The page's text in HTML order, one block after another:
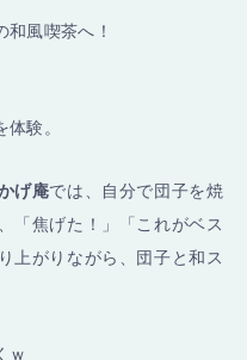
風喫茶へ！
験。
げ庵では、自分で団子を焼
「焦げた！」「これがベス
上がりながら、団子と和ス
ｗ